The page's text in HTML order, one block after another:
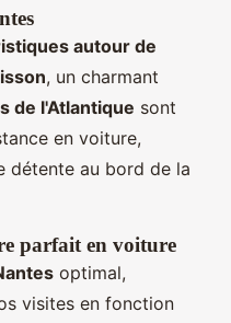
autour de
, un charmant
de l'Atlantique sont
en voiture,
détente au bord de la
parfait en voiture
optimal,
visites en fonction